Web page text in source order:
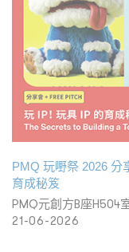
PMQ 玩嘢祭 2026 分
育成秘笈
PMQ元創方B座H504
21-06-2026